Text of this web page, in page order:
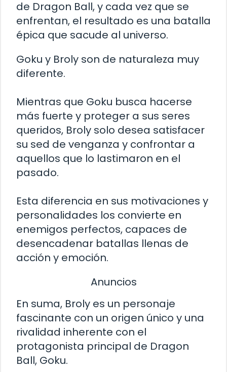
de Dragon Ball, y cada vez que se
enfrentan, el resultado es una batalla
épica que sacude al universo.
Goku y Broly son de naturaleza muy
diferente.
Mientras que Goku busca hacerse
más fuerte y proteger a sus seres
queridos, Broly solo desea satisfacer
su sed de venganza y confrontar a
aquellos que lo lastimaron en el
pasado.
Esta diferencia en sus motivaciones y
personalidades los convierte en
enemigos perfectos, capaces de
desencadenar batallas llenas de
acción y emoción.
Anuncios
En suma, Broly es un personaje
fascinante con un origen único y una
rivalidad inherente con el
protagonista principal de Dragon
Ball, Goku.